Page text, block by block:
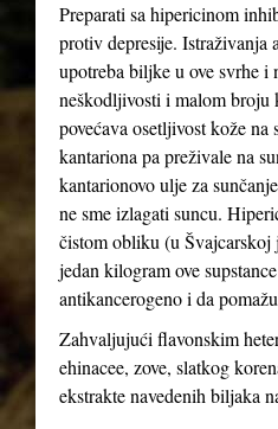
Preparati sa hipericinom
protiv depresije. Istraživanja
upotreba biljke u ove svrhe i
neškodljivosti i malom broju
povećava osetljivost kože
kantariona pa preživale na
kantarionovo ulje za
ne sme izlagati suncu.
čistom obliku (u Švajcarskoj
jedan kilogram ove
antikancerogeno i da
Zahvaljujući flavonskim
ehinacee, zove, slatkog
ekstrakte navedenih biljaka